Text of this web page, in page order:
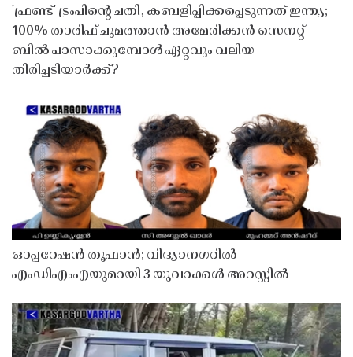
'ഫ്രണ്ട്' ട്രംപിന്റെ ചതി, കബളിപ്പിക്കപ്പെടുന്നത് ഇന്ത്യ;
100% താരിഫ് ചുമത്താൻ അമേരിക്കൻ സെനറ്റ്
ബിൽ പാസാക്കുമ്പോൾ ഏറ്റവും വലിയ
തിരിച്ചടിയാർക്ക്?
ഓപ്പറേഷൻ തൂഫാൻ; വിദ്യാനഗറിൽ
എംഡിഎംഎയുമായി 3 യുവാക്കൾ അറസ്റ്റിൽ